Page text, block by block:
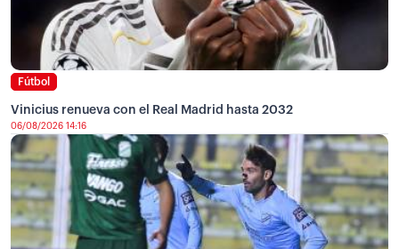
Fútbol
Vinicius renueva con el Real Madrid hasta 2032
06/08/2026 14:16